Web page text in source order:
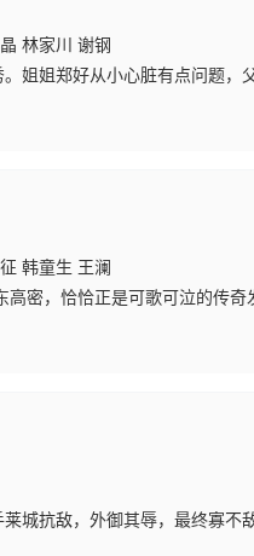
林家川 谢钢
姐姐郑好从小心脏有点问题，
，高考来临了，姐妹两个在同
韩童生 王澜
密，恰恰正是可歌可泣的传奇
女儿九儿（周迅 饰）嫁给酿酒
城抗敌，外御其辱，最终寡不
为生的希望。越狱成功，弟弟